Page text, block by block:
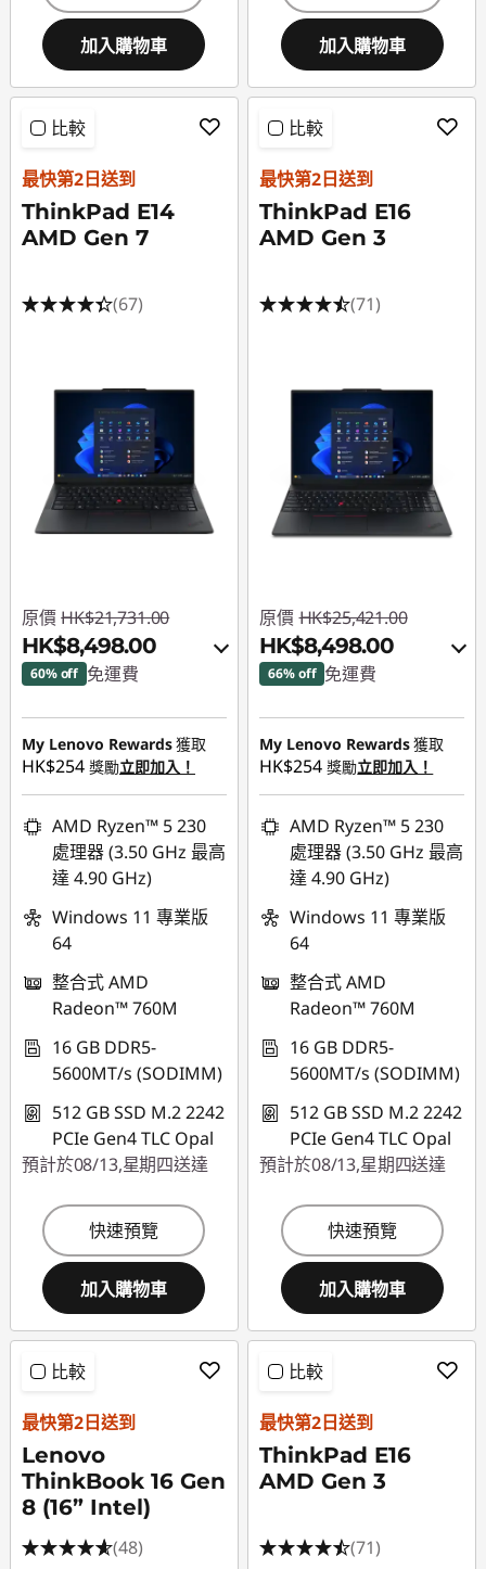
加入購物車 加入購物車
比較
最快第2日送到
ThinkPad E14
AMD Gen 7
(67)
原價 HK$21,731.00
HK$8,498.00
60% off 免運費
即省 :-HK$12,507.00
或者
eCoupon Savings :-
HK$13,233.00
*Savings cannot be
combined
使用優惠券 :
eCoupon limited to
3 units
My Lenovo Rewards獲取
HK$254 獎勵立即加入！
AMD Ryzen™ 5 230
處理器 (3.50 GHz 最高
達 4.90 GHz)
Windows 11 專業版
64
整合式 AMD
Radeon™ 760M
16 GB DDR5-
5600MT/s (SODIMM)
512 GB SSD M.2 2242
PCIe Gen4 TLC Opal
預計於08/13,星期四送達
快速預覽
加入購物車
比較
最快第2日送到
ThinkPad E16
AMD Gen 3
(71)
原價 HK$25,421.00
HK$8,498.00
66% off 免運費
即省 :-HK$16,133.00
或者
eCoupon Savings :-
HK$16,923.00
*Savings cannot be
combined
使用優惠券 :
eCoupon limited to
3 units
My Lenovo Rewards獲取
HK$254 獎勵立即加入！
AMD Ryzen™ 5 230
處理器 (3.50 GHz 最高
達 4.90 GHz)
Windows 11 專業版
64
整合式 AMD
Radeon™ 760M
16 GB DDR5-
5600MT/s (SODIMM)
512 GB SSD M.2 2242
PCIe Gen4 TLC Opal
預計於08/13,星期四送達
快速預覽
加入購物車
比較
最快第2日送到
Lenovo
ThinkBook 16 Gen
8 (16” Intel)
(48)
比較
最快第2日送到
ThinkPad E16
AMD Gen 3
(71)